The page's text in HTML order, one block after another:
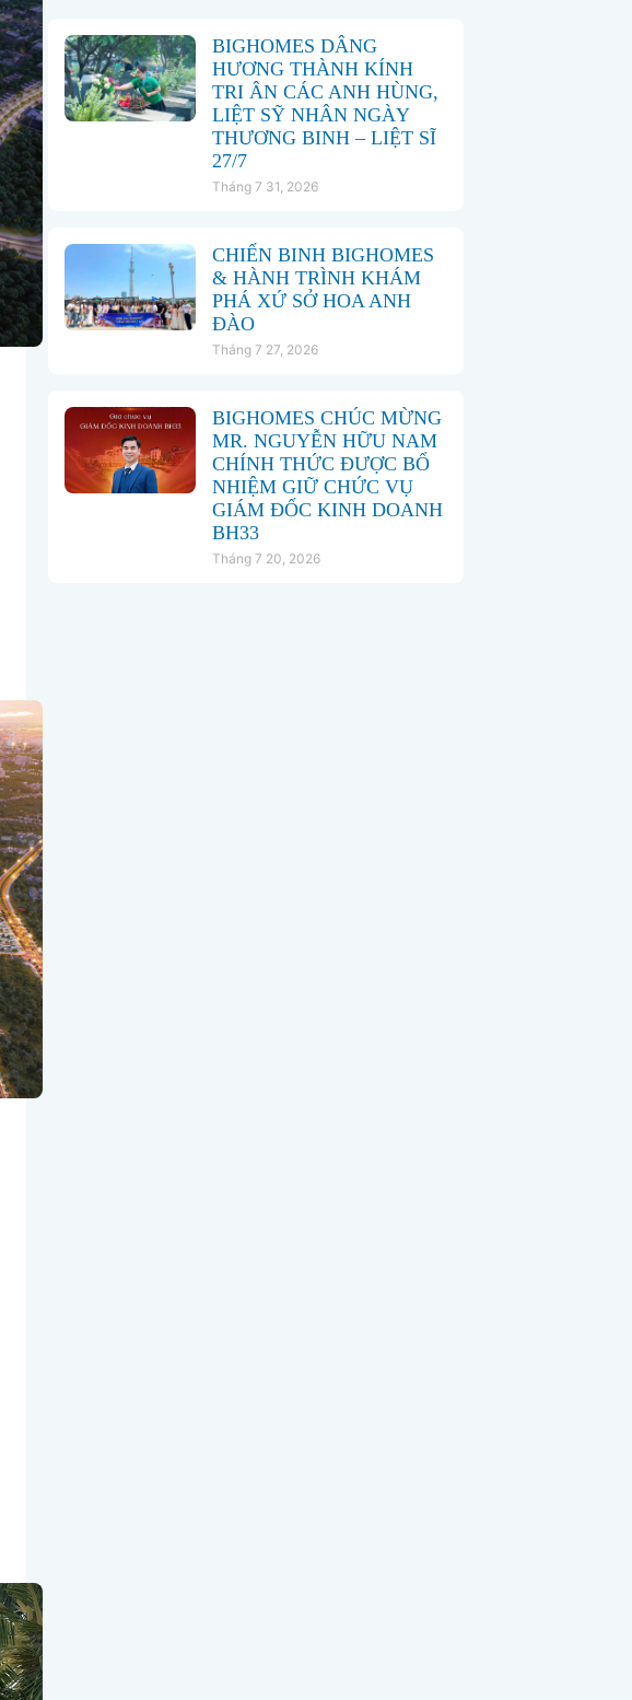
BIGHOMES DÂNG
HƯƠNG THÀNH KÍNH
TRI ÂN CÁC ANH HÙNG,
LIỆT SỸ NHÂN NGÀY
THƯƠNG BINH – LIỆT SĨ
27/7
Tháng 7 31, 2026
CHIẾN BINH BIGHOMES
& HÀNH TRÌNH KHÁM
PHÁ XỨ SỞ HOA ANH
ĐÀO
Tháng 7 27, 2026
BIGHOMES CHÚC MỪNG
MR. NGUYỄN HỮU NAM
CHÍNH THỨC ĐƯỢC BỔ
NHIỆM GIỮ CHỨC VỤ
GIÁM ĐỐC KINH DOANH
BH33
Tháng 7 20, 2026